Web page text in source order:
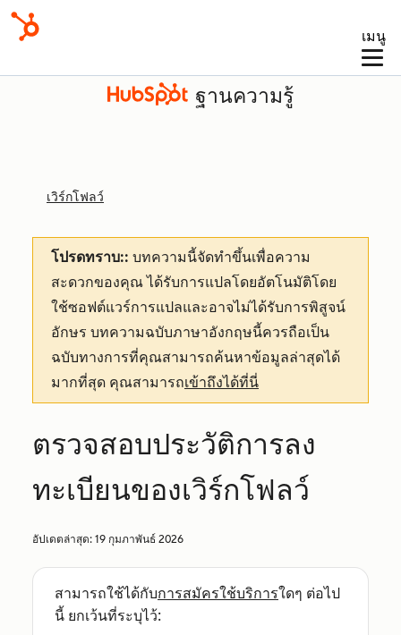
เมนู
ฐานความรู้
เวิร์กโฟลว์
โปรดทราบ:: บทความนี้จัดทำขึ้นเพื่อความ
สะดวกของคุณได้รับการแปลโดยอัตโนมัติโดย
ใช้ซอฟต์แวร์การแปลและอาจไม่ได้รับการพิสูจน์
อักษร บทความฉบับภาษาอังกฤษนี้ควรถือเป็น
ฉบับทางการที่คุณสามารถค้นหาข้อมูลล่าสุดได้
มากที่สุด คุณสามารถเข้าถึงได้ที่นี่
ตรวจสอบประวัติการลง
ทะเบียนของเวิร์กโฟลว์
อัปเดตล่าสุด: 19 กุมภาพันธ์ 2026
สามารถใช้ได้กับการสมัครใช้บริการใดๆ ต่อไป
นี้ ยกเว้นที่ระบุไว้: